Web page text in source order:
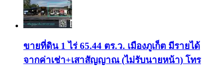
ขายที่ดิน 1 ไร่ 65.44 ตร.ว. เมืองภูเก็ต มีรายได้
จากค่าเช่า+เสาสัญญาณ (ไม่รับนายหน้า) โทร